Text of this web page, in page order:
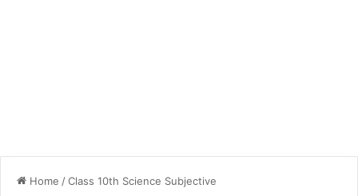
Home /Class 10th Science Subjective